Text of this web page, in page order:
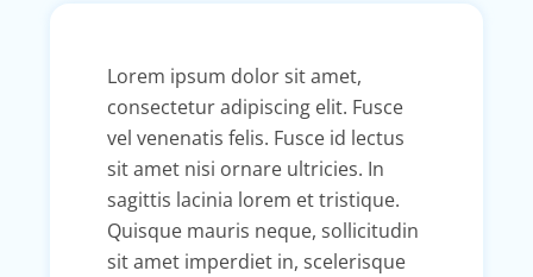
Lorem ipsum dolor sit amet,
consectetur adipiscing elit. Fusce
vel venenatis felis. Fusce id lectus
sit amet nisi ornare ultricies. In
sagittis lacinia lorem et tristique.
Quisque mauris neque, sollicitudin
sit amet imperdiet in, scelerisque